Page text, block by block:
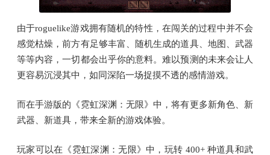
由于roguelike游戏拥有随机的特性，在闯关的过程中并不会
感觉枯燥，前方有足够丰富、随机生成的道具、地图、武器
等等内容，一切都会出乎你的意料。难以预测的未来会让人
更容易沉浸其中，如同深陷一场捉摸不透的感情游戏。
而在手游版的《霓虹深渊：无限》中，将有更多新角色、新
武器、新道具，带来全新的游戏体验。
玩家可以在《霓虹深渊：无限》中，玩转 400+ 种道具和武